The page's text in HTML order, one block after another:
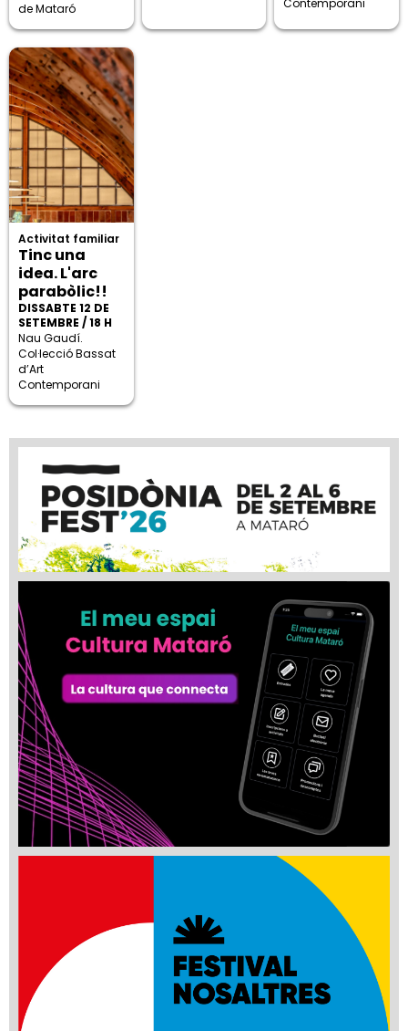
de Mataró
Contemporani
Activitat familiar
Tinc una
idea. L'arc
parabòlic!!
DISSABTE 12 DE
SETEMBRE / 18 H
Nau Gaudí.
Col·lecció Bassat
d’Art
Contemporani